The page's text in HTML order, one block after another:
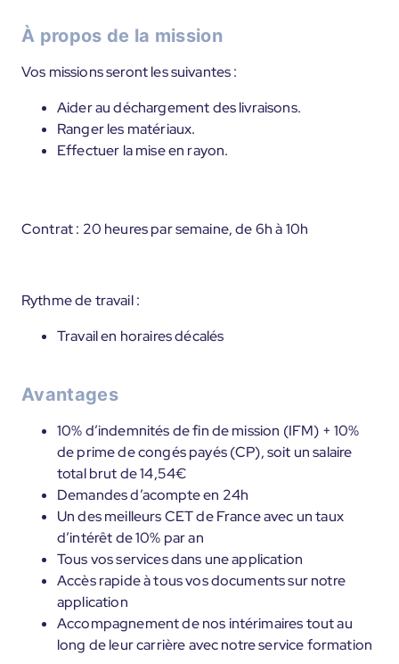
À propos de la mission
Vos missions seront les suivantes :
Aider au déchargement des livraisons.
Ranger les matériaux.
Effectuer la mise en rayon.
Contrat : 20 heures par semaine, de 6h à 10h
Rythme de travail :
Travail en horaires décalés
Avantages
10% d’indemnités de fin de mission (IFM) + 10%
de prime de congés payés (CP), soit un salaire
total brut de 14,54€
Demandes d’acompte en 24h
Un des meilleurs CET de France avec un taux
d’intérêt de 10% par an
Tous vos services dans une application
Accès rapide à tous vos documents sur notre
application
Accompagnement de nos intérimaires tout au
long de leur carrière avec notre service formation